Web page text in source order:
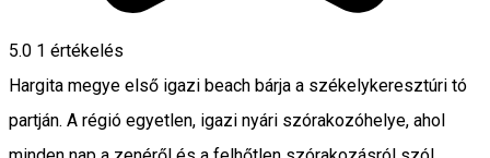
5.0 1 értékelés
Hargita megye első igazi beach bárja a székelykeresztúri tó
partján. A régió egyetlen, igazi nyári szórakozóhelye, ahol